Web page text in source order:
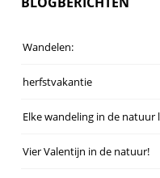
Wandelen:
herfstvakantie
Elke wandeling in de
Vier Valentijn in de natuur!